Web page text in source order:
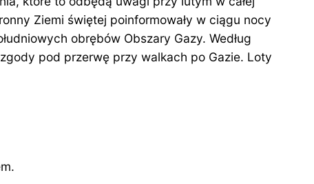
Ziemi świętej poinformowały w ciągu nocy
obrębów Obszary Gazy. Według
pod przerwę przy walkach po Gazie. Loty